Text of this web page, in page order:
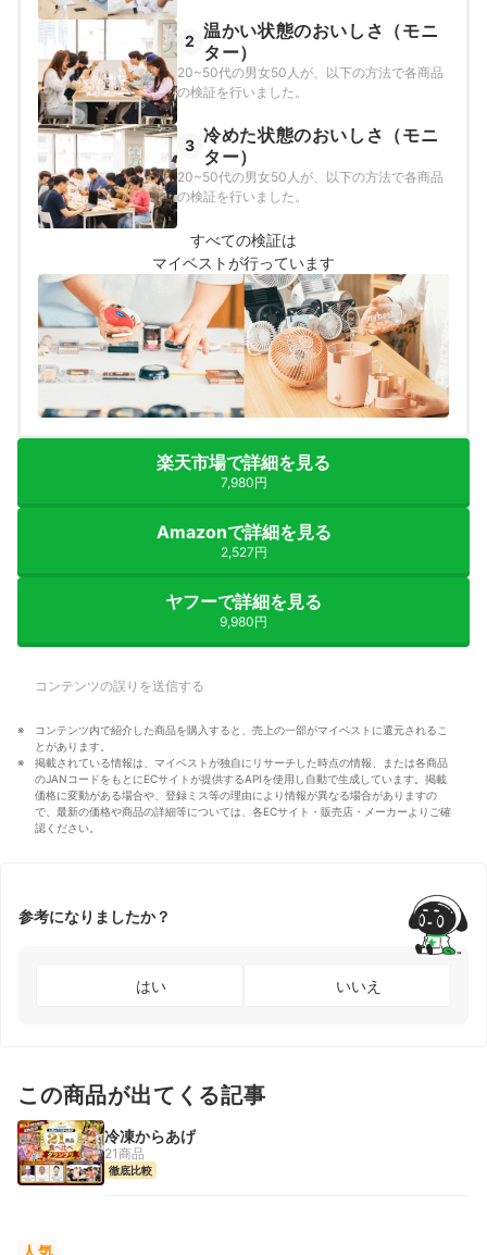
2 温かい状態のおいしさ（モニ
ター）
20~50代の男女50人が、以下の方法で各商品
の検証を行いました。
3 冷めた状態のおいしさ（モニ
ター）
20~50代の男女50人が、以下の方法で各商品
の検証を行いました。
すべての検証は
マイベストが行っています
楽天市場で詳細を見る
7,980円
Amazonで詳細を見る
2,527円
ヤフーで詳細を見る
9,980円
コンテンツの誤りを送信する
コンテンツ内で紹介した商品を購入すると、売上の一部がマイベストに還元されるこ
とがあります。
掲載されている情報は、マイベストが独自にリサーチした時点の情報、または各商品
のJANコードをもとにECサイトが提供するAPIを使用し自動で生成しています。掲載
価格に変動がある場合や、登録ミス等の理由により情報が異なる場合がありますの
で、最新の価格や商品の詳細等については、各ECサイト・販売店・メーカーよりご確
認ください。
参考になりましたか？
はい いいえ
この商品が出てくる記事
冷凍からあげ
21商品
徹底比較